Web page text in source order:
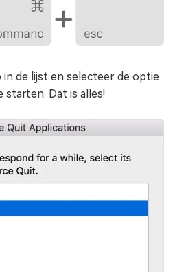
de lijst en selecteer de optie
starten. Dat is alles!